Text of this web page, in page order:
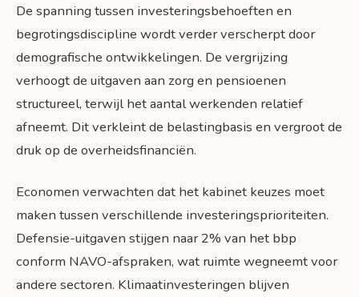
De spanning tussen investeringsbehoeften en
begrotingsdiscipline wordt verder verscherpt door
demografische ontwikkelingen. De vergrijzing
verhoogt de uitgaven aan zorg en pensioenen
structureel, terwijl het aantal werkenden relatief
afneemt. Dit verkleint de belastingbasis en vergroot de
druk op de overheidsfinanciën.
Economen verwachten dat het kabinet keuzes moet
maken tussen verschillende investeringsprioriteiten.
Defensie-uitgaven stijgen naar 2% van het bbp
conform NAVO-afspraken, wat ruimte wegneemt voor
andere sectoren. Klimaatinvesteringen blijven